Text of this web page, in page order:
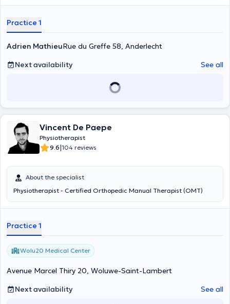
Practice 1
Adrien MathieuRue du Greffe 58, Anderlecht
Next availability
See all
Vincent De Paepe
Physiotherapist
9.6|104 reviews
About the specialist
Physiotherapist - Certified Orthopedic Manual Therapist (OMT)
Practice 1
Wolu20 Medical Center
Avenue Marcel Thiry 20, Woluwe-Saint-Lambert
Next availability
See all